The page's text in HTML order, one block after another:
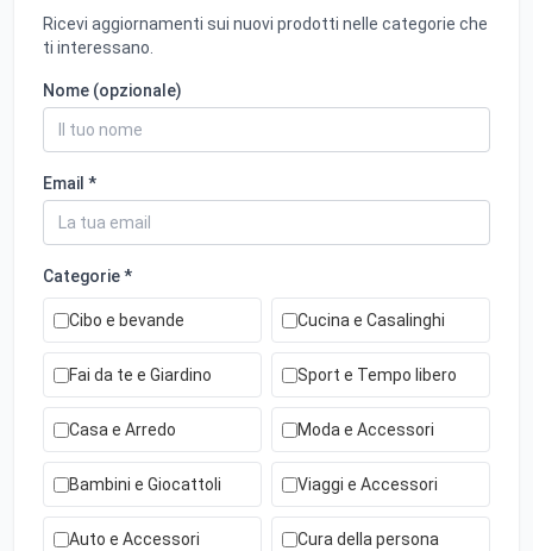
Ricevi aggiornamenti sui nuovi prodotti nelle categorie che
ti interessano.
Nome (opzionale)
Email *
Categorie *
Cibo e bevande Cucina e Casalinghi
Fai da te e Giardino Sport e Tempo libero
Casa e Arredo Moda e Accessori
Bambini e Giocattoli Viaggi e Accessori
Auto e Accessori Cura della persona